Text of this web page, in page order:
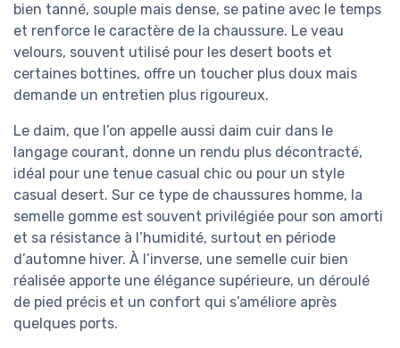
bien tanné, souple mais dense, se patine avec le temps
et renforce le caractère de la chaussure. Le veau
velours, souvent utilisé pour les desert boots et
certaines bottines, offre un toucher plus doux mais
demande un entretien plus rigoureux.
Le daim, que l’on appelle aussi daim cuir dans le
langage courant, donne un rendu plus décontracté,
idéal pour une tenue casual chic ou pour un style
casual desert. Sur ce type de chaussures homme, la
semelle gomme est souvent privilégiée pour son amorti
et sa résistance à l’humidité, surtout en période
d’automne hiver. À l’inverse, une semelle cuir bien
réalisée apporte une élégance supérieure, un déroulé
de pied précis et un confort qui s’améliore après
quelques ports.